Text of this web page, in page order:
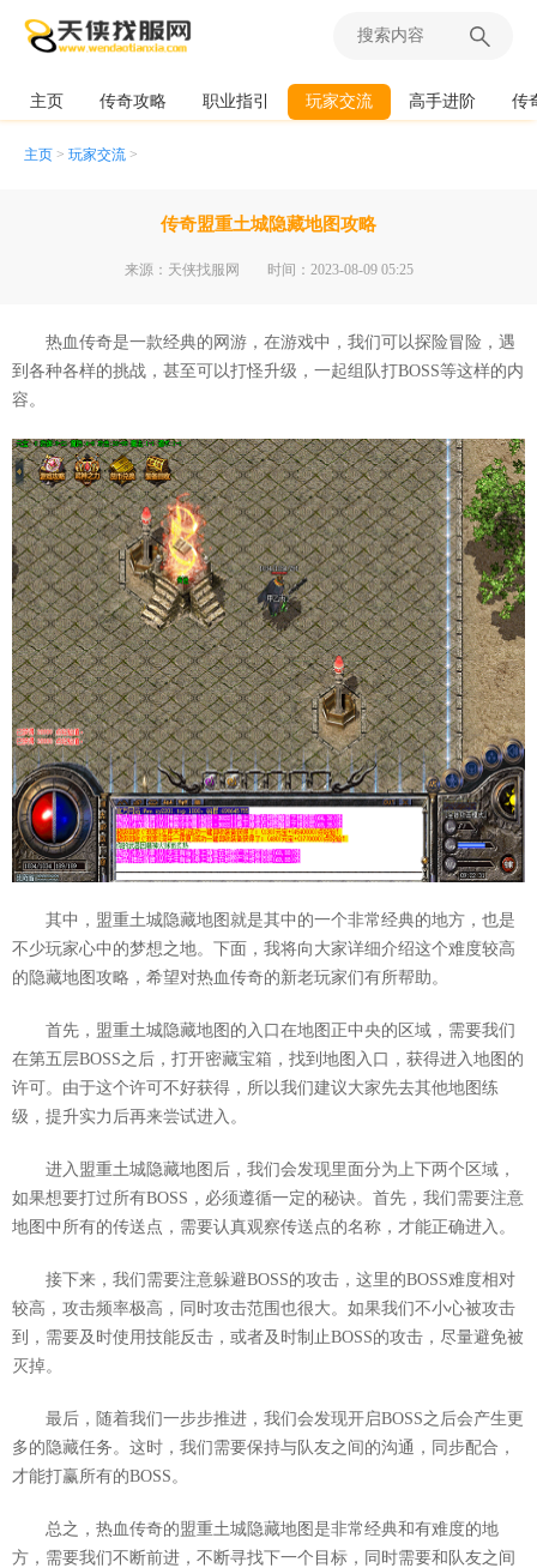
主页 传奇攻略 职业指引 玩家交流 高手进阶 传
主页 > 玩家交流 >
传奇盟重土城隐藏地图攻略
来源：天侠找服网 时间：2023-08-09 05:25
热血传奇是一款经典的网游，在游戏中，我们可以探险冒险，遇
到各种各样的挑战，甚至可以打怪升级，一起组队打BOSS等这样的内
容。
其中，盟重土城隐藏地图就是其中的一个非常经典的地方，也是
不少玩家心中的梦想之地。下面，我将向大家详细介绍这个难度较高
的隐藏地图攻略，希望对热血传奇的新老玩家们有所帮助。
首先，盟重土城隐藏地图的入口在地图正中央的区域，需要我们
在第五层BOSS之后，打开密藏宝箱，找到地图入口，获得进入地图的
许可。由于这个许可不好获得，所以我们建议大家先去其他地图练
级，提升实力后再来尝试进入。
进入盟重土城隐藏地图后，我们会发现里面分为上下两个区域，
如果想要打过所有BOSS，必须遵循一定的秘诀。首先，我们需要注意
地图中所有的传送点，需要认真观察传送点的名称，才能正确进入。
接下来，我们需要注意躲避BOSS的攻击，这里的BOSS难度相对
较高，攻击频率极高，同时攻击范围也很大。如果我们不小心被攻击
到，需要及时使用技能反击，或者及时制止BOSS的攻击，尽量避免被
灭掉。
最后，随着我们一步步推进，我们会发现开启BOSS之后会产生更
多的隐藏任务。这时，我们需要保持与队友之间的沟通，同步配合，
才能打赢所有的BOSS。
总之，热血传奇的盟重土城隐藏地图是非常经典和有难度的地
方，需要我们不断前进，不断寻找下一个目标，同时需要和队友之间